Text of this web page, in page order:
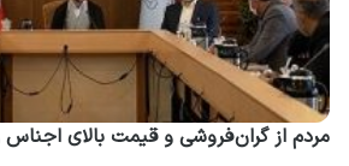
مردم از گران فروشی و قیمت بالای اجناس